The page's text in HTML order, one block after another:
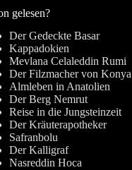
gelesen?
Der Gedeckte Basar
Kappadokien
Mevlana Celaleddin Rumi
Der Filzmacher von Konya
Almleben in Anatolien
Der Berg Nemrut
Reise in die Jungsteinzeit
Der Kräuterapotheker
Safranbolu
Der Kalligraf
Nasreddin Hoca